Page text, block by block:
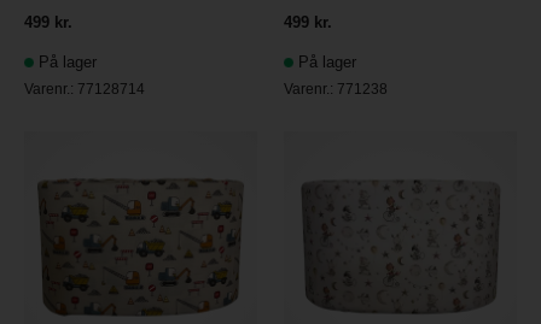
499 kr.
På lager
Varenr.: 77128714
499 kr.
På lager
Varenr.: 771238